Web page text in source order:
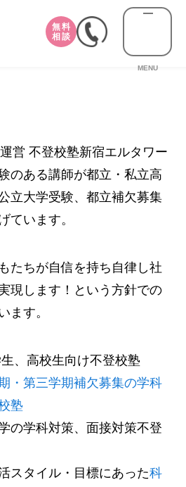
無料
相談
MENU
営 不登校塾新宿エルタワー
のある講師が都立・私立高
立大学受験、都立補欠募集
ています。
たちが自信を持ち自律し社
現します！という方針での
ます。
、高校生向け不登校塾
・第三学期補欠募集の学科
塾
の学科対策、面接対策不登
スタイル・目標にあった科